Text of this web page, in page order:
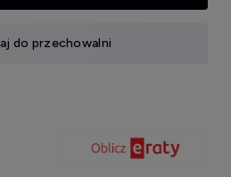
do przechowalni